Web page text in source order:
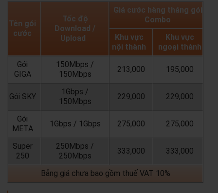
Tên gói
cước
Tốc độ
Download /
Upload
Giá cước hàng tháng gói
Combo
Khu vực
nội thành
Khu vực
ngoại thành
Gói
GIGA
150Mbps /
150Mbps
213,000 195,000
Gói SKY
1Gbps /
150Mbps
229,000 229,000
Gói
META
1Gbps / 1Gbps 275,000 275,000
Super
250
250Mbps /
250Mbps
333,000 333,000
Bảng giá chưa bao gồm thuế VAT 10%